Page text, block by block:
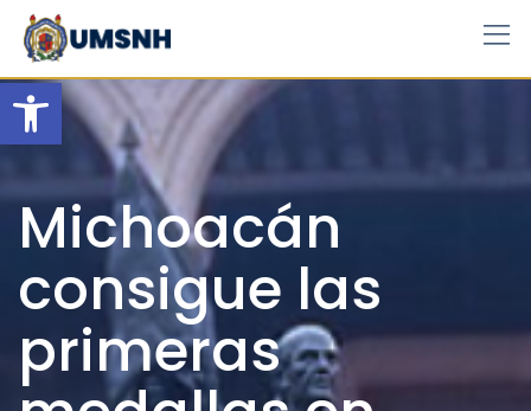
Open toolbar
Skip
content
Michoacán
consigue las
primeras